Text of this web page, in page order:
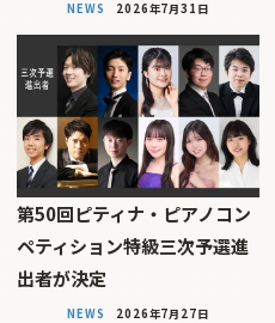
NEWS 2026年7月31日
第50回ピティナ・ピアノコン
ペティション特級三次予選進
出者が決定
NEWS 2026年7月27日